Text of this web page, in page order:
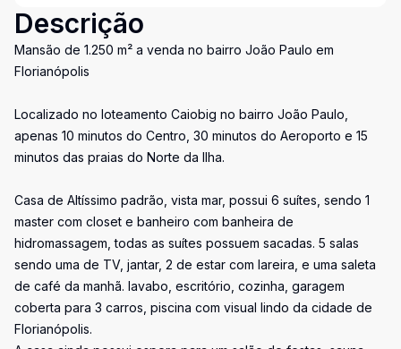
Descrição
Mansão de 1.250 m² a venda no bairro João Paulo em
Florianópolis
Localizado no loteamento Caiobig no bairro João Paulo,
apenas 10 minutos do Centro, 30 minutos do Aeroporto e 15
minutos das praias do Norte da Ilha.
Casa de Altíssimo padrão, vista mar, possui 6 suítes, sendo 1
master com closet e banheiro com banheira de
hidromassagem, todas as suítes possuem sacadas. 5 salas
sendo uma de TV, jantar, 2 de estar com lareira, e uma saleta
de café da manhã. lavabo, escritório, cozinha, garagem
coberta para 3 carros, piscina com visual lindo da cidade de
Florianópolis.